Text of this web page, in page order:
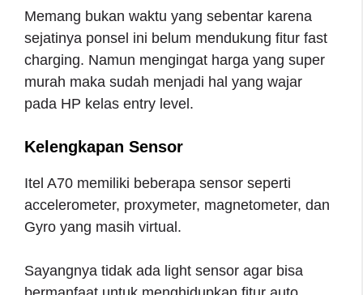
Memang bukan waktu yang sebentar karena
sejatinya ponsel ini belum mendukung fitur fast
charging. Namun mengingat harga yang super
murah maka sudah menjadi hal yang wajar
pada HP kelas entry level.
Kelengkapan Sensor
Itel A70 memiliki beberapa sensor seperti
accelerometer, proxymeter, magnetometer, dan
Gyro yang masih virtual.
Sayangnya tidak ada light sensor agar bisa